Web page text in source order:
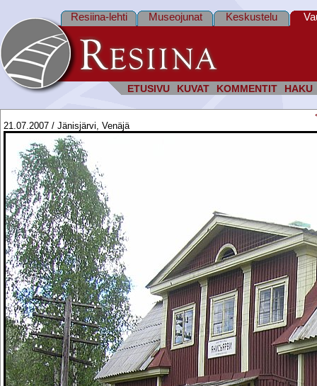
ETUSIVU KUVAT KOMMENTIT HAKU
Resiina-lehti Museojunat Keskustelu
21.07.2007 / Jänisjärvi, Venäjä